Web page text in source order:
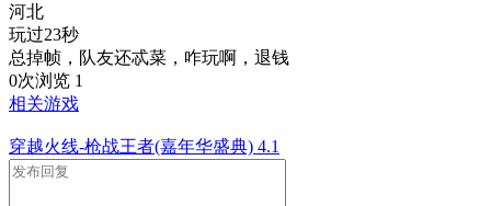
河北
玩过23秒
总掉帧，队友还忒菜，咋玩啊，退钱
0次浏览 1
相关游戏
穿越火线-枪战王者(嘉年华盛典) 4.1